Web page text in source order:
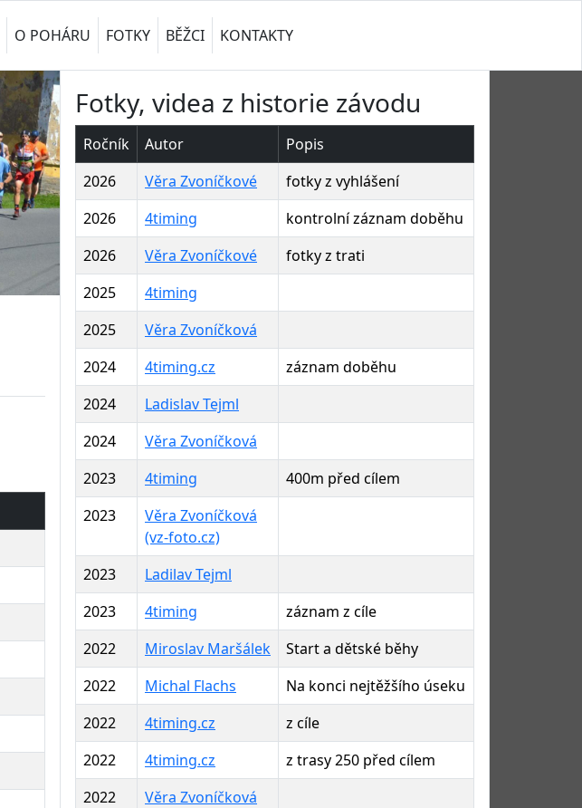
O POHÁRU FOTKY BĚŽCI KONTAKTY
Fotky, videa z historie závodu
Ročník Autor
Popis
2026
Věra Zvoníčkové
fotky z vyhlášení
2026
4timing
kontrolní záznam doběhu
2026
Věra Zvoníčkové
fotky z trati
2025
4timing
2025
Věra Zvoníčková
2024
4timing.cz
záznam doběhu
2024
Ladislav Tejml
2024
Věra Zvoníčková
2023
4timing
400m před cílem
2023
Věra Zvoníčková
(vz-foto.cz)
2023
Ladilav Tejml
2023
4timing
záznam z cíle
2022
Miroslav Maršálek
Start a dětské běhy
2022
Michal Flachs
Na konci nejtěžšího úseku
2022
4timing.cz
z cíle
2022
4timing.cz
z trasy 250 před cílem
2022
Věra Zvoníčková